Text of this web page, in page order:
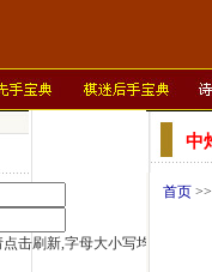
中
首页